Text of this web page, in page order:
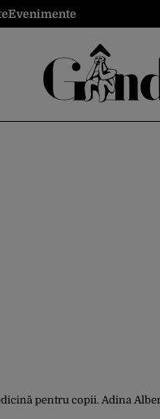
Evenimente
pentru copii. Adina Alberts,